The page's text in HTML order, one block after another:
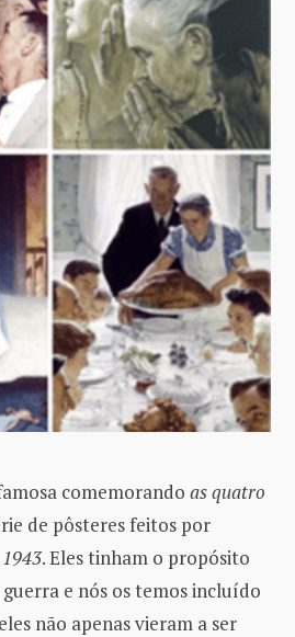
comemorando as quatro
de pôsteres feitos por
. Eles tinham o propósito
e nós os temos incluído
não apenas vieram a ser